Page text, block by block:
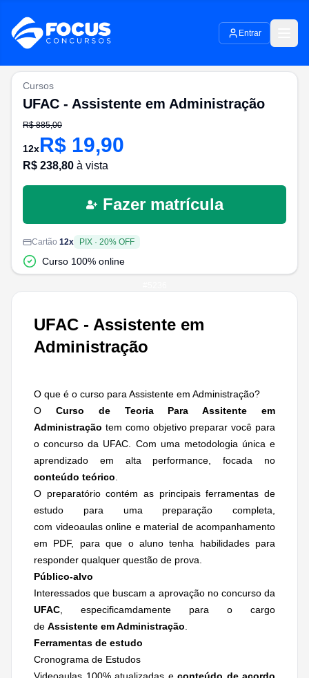
Entrar
UFAC - Assistente em
Administração
O que é o curso para Assistente em Administração?
O Curso de Teoria Para Assitente em
Administração tem como objetivo preparar você para
o concurso da UFAC. Com uma metodologia única e
aprendizado em alta performance, focada no
conteúdo teórico
O preparatório contém as principais ferramentas de
estudo para uma preparação completa,
com videoaulas online e material de acompanhamento
em PDF, para que o aluno tenha habilidades para
responder qualquer questão de prova.
Público-alvo
Interessados que buscam a aprovação no concurso da
UFAC , especificamdamente para o cargo
de Assistente em Administração
Ferramentas de estudo
Cronograma de Estudos
Cursos
UFAC - Assistente em Administração
R$885,00
12xR$ 19,90
R$ 238,80 à vista
Fazer matrícula
Cartão 12x PIX · 20% OFF
Curso 100% online